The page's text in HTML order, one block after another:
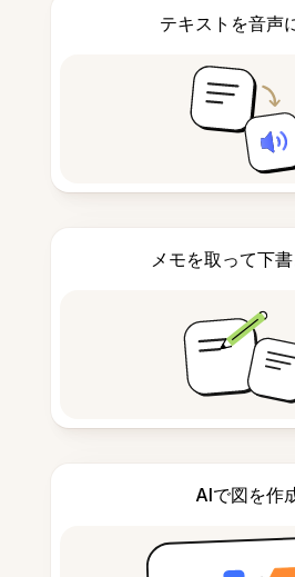
テキストを音声
メモを取って下
AIで図を作